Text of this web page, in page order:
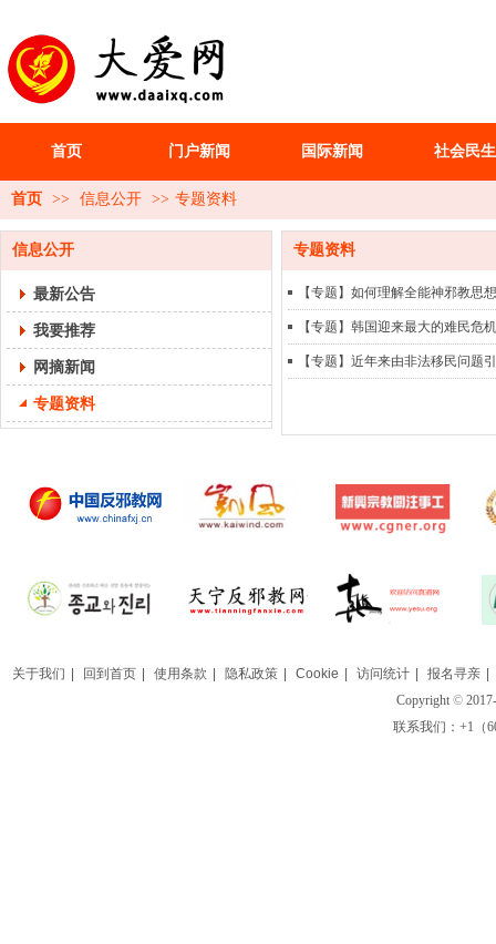
首页 门户新闻 国际新闻 社会民生
首页 >> 信息公开 >> 专题资料
信息公开
最新公告
我要推荐
网摘新闻
专题资料
专题资料
【专题】如何理解全能神邪教思
【专题】韩国迎来最大的难民危
【专题】近年来由非法移民问题
关于我们 回到首页 使用条款 隐私政策 Cookie 访问统计 报名寻亲
Copyright ©
联系我们：+1（